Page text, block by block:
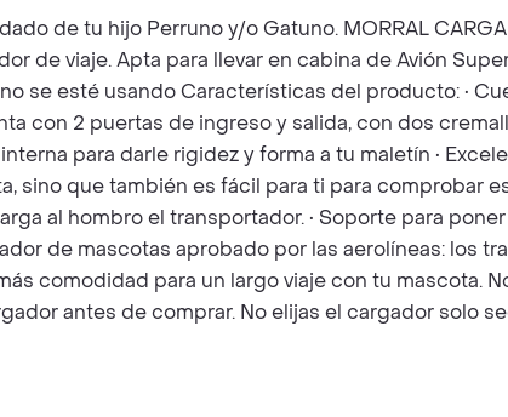
de tu hijo Perruno y/o Gatuno. MORRAL
de viaje. Apta para llevar en cabina de Avión
se esté usando Características del producto: •
con 2 puertas de ingreso y salida, con dos
para darle rigidez y forma a tu maletín •
sino que también es fácil para ti para comprobar
al hombro el transportador. • Soporte para
de mascotas aprobado por las aerolíneas: los
comodidad para un largo viaje con tu mascota.
antes de comprar. No elijas el cargador solo